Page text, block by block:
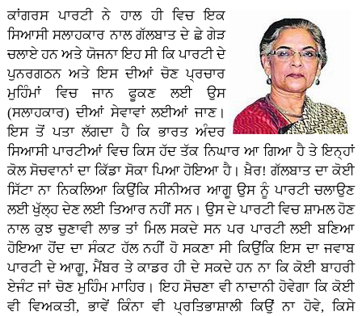
ਕਾਂਗਰਸ ਪਾਰਟੀ ਨੇ ਹਾਲ ਹੀ ਵਿਚ ਇਕ
ਸਿਆਸੀ ਸਲਾਹਕਾਰ ਨਾਲ ਗੱਲਬਾਤ ਦੇ ਛੇ ਗੇੜ
ਚਲਾਏ ਹਨ ਅਤੇ ਯੋਜਨਾ ਇਹ ਸੀ ਕਿ ਪਾਰਟੀ ਦੇ
ਪੁਨਰਗਠਨ ਅਤੇ ਇਸ ਦੀਆਂ ਚੋਣ ਪ੍ਰਚਾਰ
ਮੁਹਿੰਮਾਂ ਵਿਚ ਜਾਨ ਫੂਕਣ ਲਈ ਉਸ
(ਸਲਾਹਕਾਰ) ਦੀਆਂ ਸੇਵਾਵਾਂ ਲਈਆਂ ਜਾਣ।
ਇਸ ਤੋਂ ਪਤਾ ਲੱਗਦਾ ਹੈ ਕਿ ਭਾਰਤ ਅੰਦਰ
ਸਿਆਸੀ ਪਾਰਟੀਆਂ ਵਿਚ ਕਿਸ ਹੱਦ ਤੱਕ ਨਿਘਾਰ ਆ ਗਿਆ ਹੈ ਤੇ ਇਨ੍ਹਾਂ
ਕੋਲ ਸੋਚਵਾਨਾਂ ਦਾ ਕਿੱਡਾ ਸੋਕਾ ਪਿਆ ਹੋਇਆ ਹੈ। ਖ਼ੈਰ! ਗੱਲਬਾਤ ਦਾ ਕੋਈ
ਸਿੱਟਾ ਨਾ ਨਿਕਲਿਆ ਕਿਉਂਕਿ ਸੀਨੀਅਰ ਆਗੂ ਉਸ ਨੂੰ ਪਾਰਟੀ ਚਲਾਉਣ
ਲਈ ਖੁੱਲ੍ਹ ਦੇਣ ਲਈ ਤਿਆਰ ਨਹੀਂ ਸਨ। ਉਸ ਦੇ ਪਾਰਟੀ ਵਿਚ ਸ਼ਾਮਲ ਹੋਣ
ਨਾਲ ਕੁਝ ਚੁਣਾਵੀ ਲਾਭ ਤਾਂ ਮਿਲ ਸਕਦੇ ਸਨ ਪਰ ਪਾਰਟੀ ਲਈ ਬਣਿਆ
ਹੋਇਆ ਹੋਂਦ ਦਾ ਸੰਕਟ ਹੱਲ ਨਹੀਂ ਹੋ ਸਕਣਾ ਸੀ ਕਿਉਂਕਿ ਇਸ ਦਾ ਜਵਾਬ
ਪਾਰਟੀ ਦੇ ਆਗੂ, ਮੈਂਬਰ ਤੇ ਕਾਡਰ ਹੀ ਦੇ ਸਕਦੇ ਹਨ ਨਾ ਕਿ ਕੋਈ ਬਾਹਰੀ
ਏਜੰਟ ਜਾਂ ਚੋਣ ਮੁਹਿੰਮ ਮਾਹਿਰ। ਇਹ ਸੋਚਣਾ ਵੀ ਨਾਦਾਨੀ ਹੋਵੇਗਾ ਕਿ ਕੋਈ
ਵੀ ਵਿਅਕਤੀ, ਭਾਵੇਂ ਕਿੰਨਾ ਵੀ ਪ੍ਰਤਿਭਾਸ਼ਾਲੀ ਕਿਉਂ ਨਾ ਹੋਵੇ, ਕਿਸੇ